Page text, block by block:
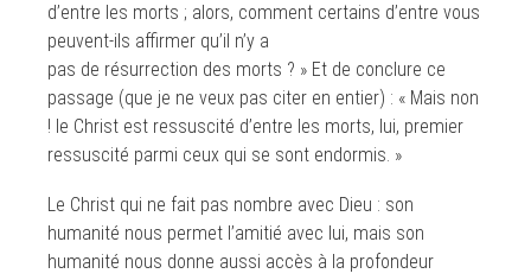
d’entre les morts ; alors, comment certains d’entre vous
peuvent-ils affirmer qu’il n’y a
pas de résurrection des morts ? » Et de conclure ce
passage (que je ne veux pas citer en entier) : « Mais non
! le Christ est ressuscité d’entre les morts, lui, premier
ressuscité parmi ceux qui se sont endormis. »
Le Christ qui ne fait pas nombre avec Dieu : son
humanité nous permet l’amitié avec lui, mais son
humanité nous donne aussi accès à la profondeur